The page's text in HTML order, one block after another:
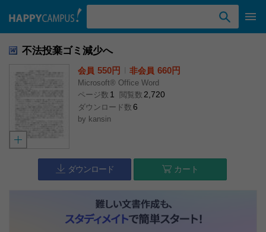
不法投棄ゴミ減少へ
会員 550円 非会員 660円
Microsoft® Office Word
ページ数 1 閲覧数 2,720
ダウンロード数 6
by kansin
ダウンロード カート